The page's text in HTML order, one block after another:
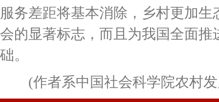
服务差距将基本消除，乡村更加
会的显著标志，而且为我国全面
础。
(作者系中国社会科学院农村发